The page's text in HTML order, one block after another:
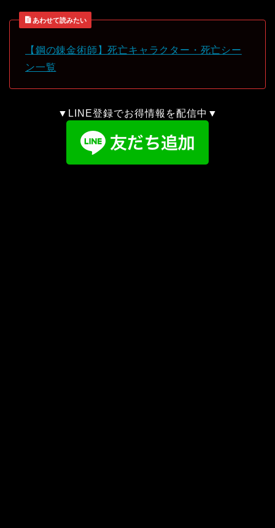
あわせて読みたい
【鋼の錬金術師】死亡キャラクター・死亡シー
ン一覧
▼LINE登録でお得情報を配信中▼